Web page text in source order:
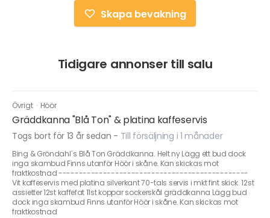
Skapa bevakning
Tidigare annonser till salu
Övrigt · Höör
Gräddkanna "Blå Ton" & platina kaffeservis
Togs bort för 13 år sedan - Till försäljning i 1 månader
Bing & Gröndahl´s Blå Ton Gräddkanna. Helt ny Lägg ett bud dock
inga skambud Finns utanför Höör i skåne. Kan skickas mot
fraktkostnad -----------------------------------------------
Vit kaffeservis med platina silverkant 70-tals servis i mkt fint skick. 12st
assietter 12st kaffefat 11st koppar sockerskål gräddkanna Lägg bud
dock inga skambud Finns utanför Höör i skåne. Kan skickas mot
fraktkostnad